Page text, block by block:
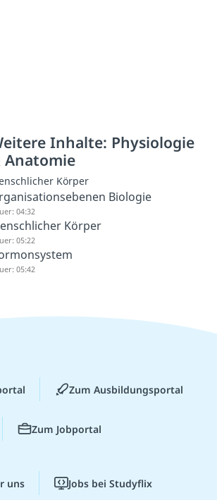
Inhalte: Physiologie
Anatomie
Körper
Biologie
04:32
Körper
05:22
05:42
Zum Ausbildungsportal
Zum Jobportal
uns Jobs bei Studyflix